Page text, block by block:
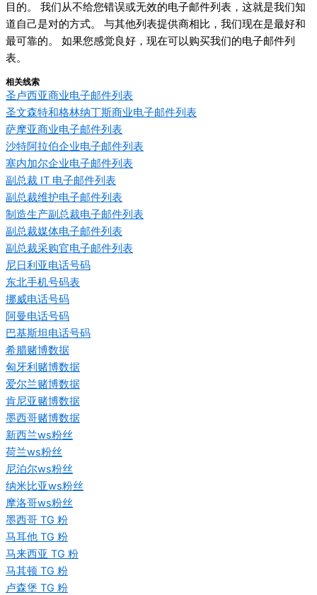
目的。 我们从不给您错误或无效的电子邮件列表，这就是我们知
道自己是对的方式。 与其他列表提供商相比，我们现在是最好和
最可靠的。 如果您感觉良好，现在可以购买我们的电子邮件列
表。
相关线索
圣卢西亚商业电子邮件列表
圣文森特和格林纳丁斯商业电子邮件列表
萨摩亚商业电子邮件列表
沙特阿拉伯企业电子邮件列表
塞内加尔企业电子邮件列表
副总裁 IT 电子邮件列表
副总裁维护电子邮件列表
制造生产副总裁电子邮件列表
副总裁媒体电子邮件列表
副总裁采购官电子邮件列表
尼日利亚电话号码
东北手机号码表
挪威电话号码
阿曼电话号码
巴基斯坦电话号码
希腊赌博数据
匈牙利赌博数据
爱尔兰赌博数据
肯尼亚赌博数据
墨西哥赌博数据
新西兰ws粉丝
荷兰ws粉丝
尼泊尔ws粉丝
纳米比亚ws粉丝
摩洛哥ws粉丝
墨西哥 TG 粉
马耳他 TG 粉
马来西亚 TG 粉
马其顿 TG 粉
卢森堡 TG 粉